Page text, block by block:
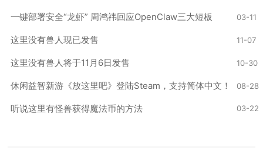
一键部署安全“龙虾” 周鸿祎回应OpenClaw三大短板 03-11
这里没有兽人现已发售 11-07
这里没有兽人将于11月6日发售 10-30
休闲益智新游《放这里吧》登陆Steam，支持简体中文！ 08-28
听说这里有怪兽获得魔法币的方法 03-22